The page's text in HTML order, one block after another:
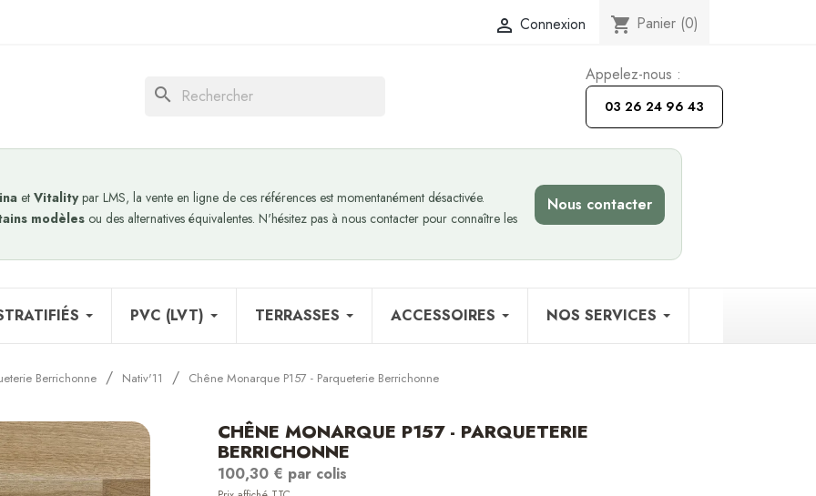
 Connexion shopping_cart Panier (0)
search
Appelez-nous :
03 26 24 96 43
et Vitalitypar LMS, la vente en ligne de ces références est momentanément désactivée.
modèles ou des alternatives équivalentes. N'hésitez pas à nous contacter pour connaître les
Nous contacter
PVC (LVT) TERRASSES ACCESSOIRES NOS SERVICES
Berrichonne Nativ'11 Chêne Monarque P157 - Parqueterie Berrichonne
CHÊNE MONARQUE P157 - PARQUETERIE
BERRICHONNE
100,30 € par colis